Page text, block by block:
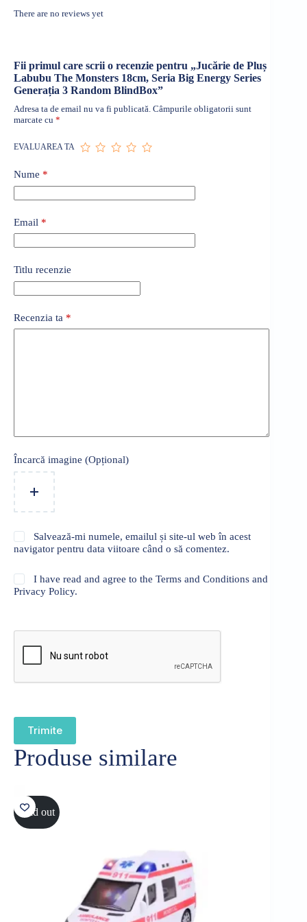
There are no reviews yet
Fii primul care scrii o recenzie pentru „Jucărie de Pluș
Labubu The Monsters 18cm, Seria Big Energy Series
Generația 3 Random BlindBox”
Adresa ta de email nu va fi publicată. Câmpurile obligatorii sunt
marcate cu *
EVALUAREA TA
Nume *
Email *
Titlu recenzie
Recenzia ta *
Încarcă imagine (Opțional)
Salvează-mi numele, emailul și site-ul web în acest
navigator pentru data viitoare când o să comentez.
I have read and agree to the Terms and Conditions and
Privacy Policy.
Trimite
Produse similare
Sold out